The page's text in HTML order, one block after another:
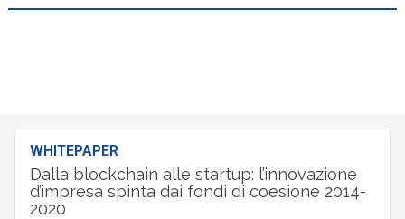
WHITEPAPER
Dalla blockchain alle startup: l’innovazione
d’impresa spinta dai fondi di coesione 2014-
2020